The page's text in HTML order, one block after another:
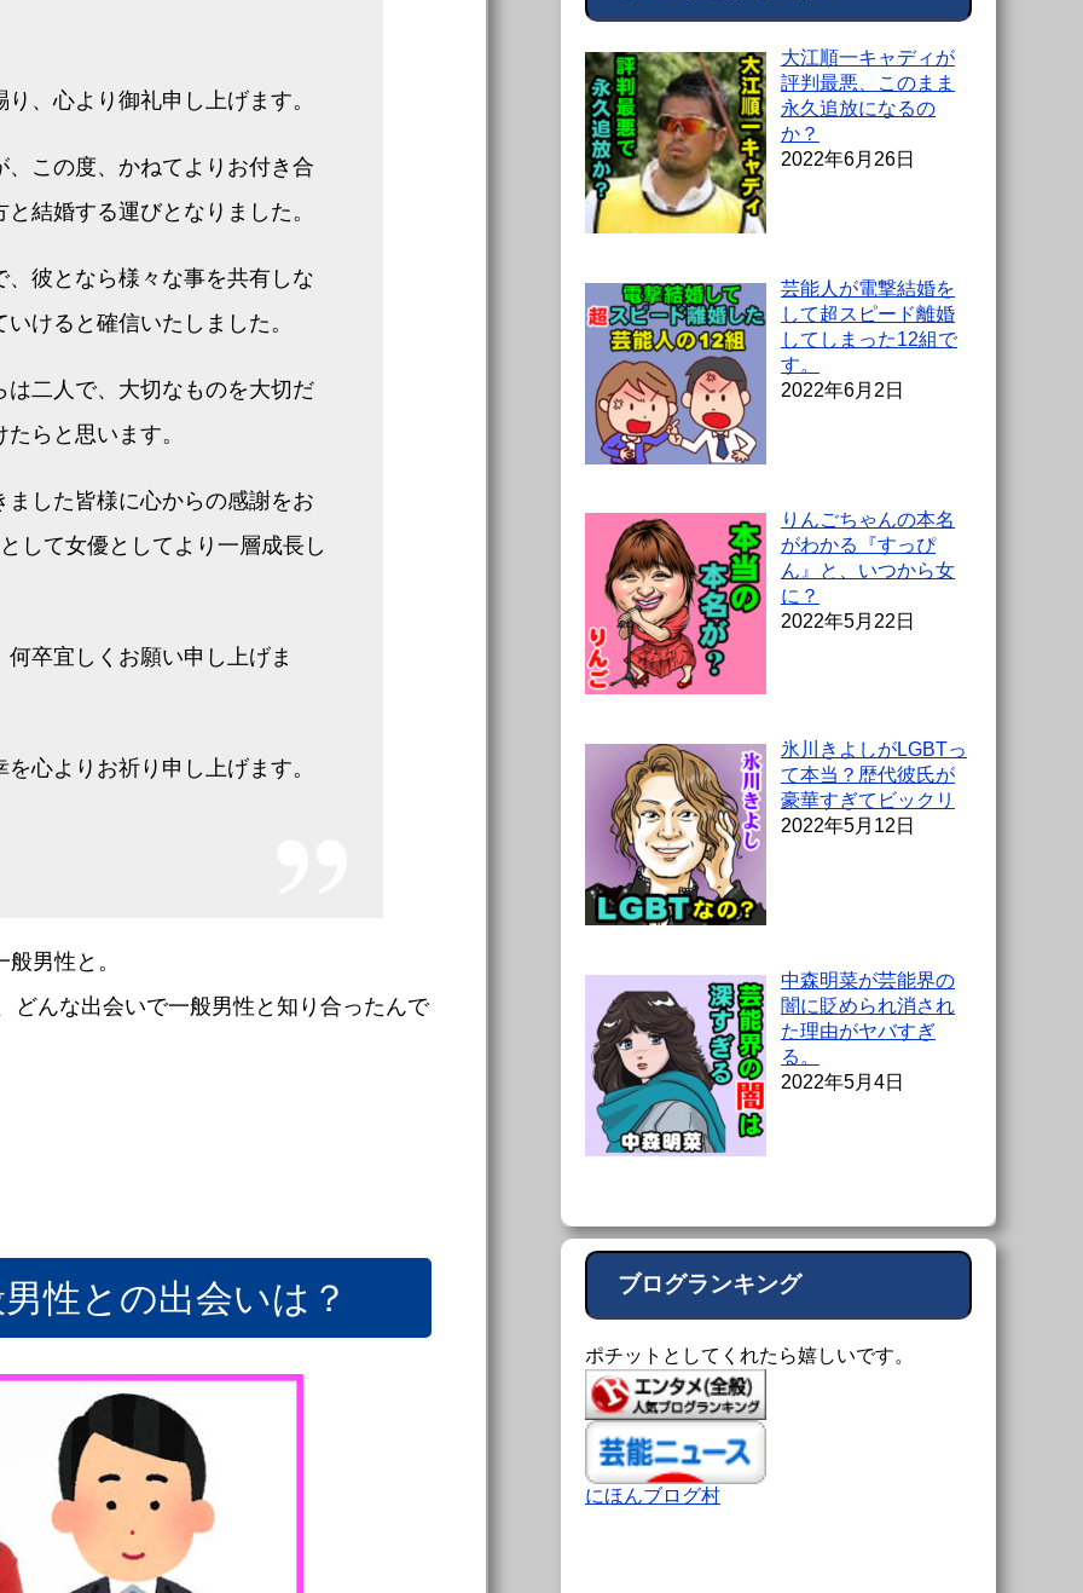
、心より御礼申し上げます。
この度、かねてよりお付き合
結婚する運びとなりました。
彼となら様々な事を共有しな
けると確信いたしました。
二人で、大切なものを大切だ
らと思います。
した皆様に心からの感謝をお
して女優としてより一層成長し
卒宜しくお願い申し上げま
心よりお祈り申し上げます。
男性と。
どんな出会いで一般男性と知り合ったんで
性との出会いは？
大江順一キャディが
評判最悪、このまま
永久追放になるの
か？
2022年6月26日
芸能人が電撃結婚を
して超スピード離婚
してしまった12組で
す。
2022年6月2日
りんごちゃんの本名
がわかる『すっぴ
ん』と、いつから女
に？
2022年5月22日
氷川きよしがLGBTっ
て本当？歴代彼氏が
豪華すぎてビックリ
2022年5月12日
中森明菜が芸能界の
闇に貶められ消され
た理由がヤバすぎ
る。
2022年5月4日
ブログランキング
ポチットとしてくれたら嬉しいです。
にほんブログ村